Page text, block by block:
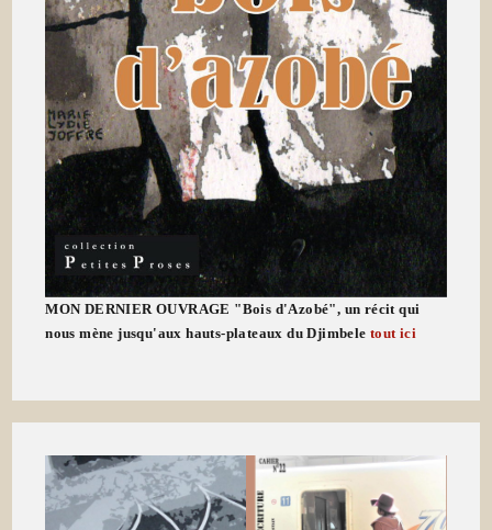
MON DERNIER OUVRAGE "Bois d'Azobé", un récit qui
nous mène jusqu'aux hauts-plateaux du Djimbeletout ici